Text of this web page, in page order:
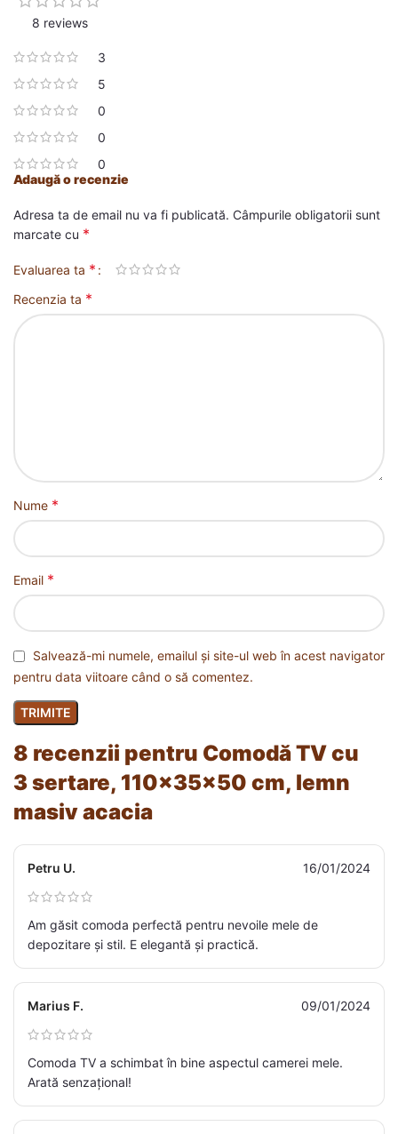
8 reviews
3
5
0
0
0
8 recenzii pentru Comodă TV cu
3 sertare, 110x35x50 cm, lemn
masiv acacia
Petru U. 16/01/2024
Am găsit comoda perfectă pentru nevoile mele de
depozitare și stil. E elegantă și practică.
Marius F. 09/01/2024
Comoda TV a schimbat în bine aspectul camerei mele.
Arată senzațional!
Adaugă o recenzie
Adresa ta de email nu va fi publicată. Câmpurile obligatorii sunt
marcate cu *
Evaluarea ta *
Recenzia ta *
Nume *
Email *
Salvează-mi numele, emailul și site-ul web în acest navigator
pentru data viitoare când o să comentez.